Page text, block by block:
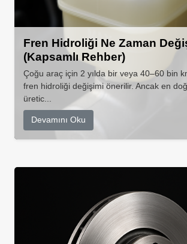
Fren Hidroliği Ne Zaman
(Kapsamlı Rehber)
Çoğu araç için 2 yılda bir veya 40–60 bin
fren hidroliği değişimi önerilir. Ancak en
üretic...
Devamını Oku